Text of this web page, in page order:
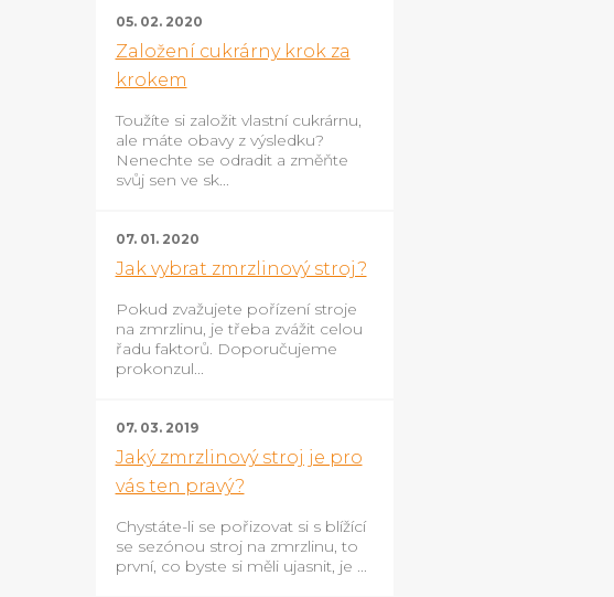
05. 02. 2020
Založení cukrárny krok za
krokem
Toužíte si založit vlastní cukrárnu,
ale máte obavy z výsledku?
Nenechte se odradit a změňte
svůj sen ve sk...
07. 01. 2020
Jak vybrat zmrzlinový stroj?
Pokud zvažujete pořízení stroje
na zmrzlinu, je třeba zvážit celou
řadu faktorů. Doporučujeme
prokonzul...
07. 03. 2019
Jaký zmrzlinový stroj je pro
vás ten pravý?
Chystáte-li se pořizovat si s blížící
se sezónou stroj na zmrzlinu, to
první, co byste si měli ujasnit, je ...